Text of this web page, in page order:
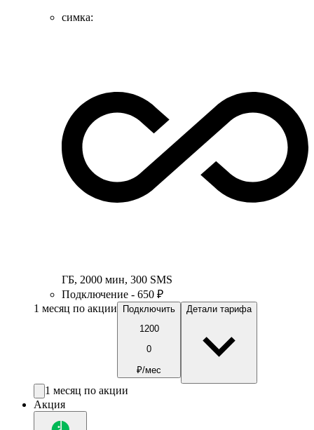
симка:
ГБ, 2000 мин, 300 SMS
Подключение - 650 ₽
1 месяц по акции
Подключить
1200
0
₽/мес
Детали тарифа
1 месяц по акции
Акция